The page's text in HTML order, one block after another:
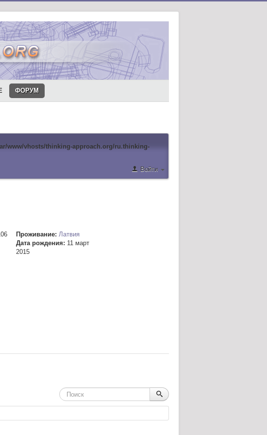
ФОРУМ
www/vhosts/thinking-approach.org/ru.thinking-
Войти
Проживание: Латвия
Дата рождения: 11 март
2015